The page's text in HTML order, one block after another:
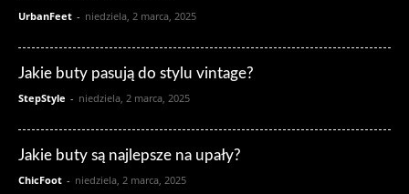
UrbanFeet - niedziela, 2 marca, 2025
Jakie buty pasują do stylu vintage?
StepStyle - niedziela, 2 marca, 2025
Jakie buty są najlepsze na upały?
ChicFoot - niedziela, 2 marca, 2025